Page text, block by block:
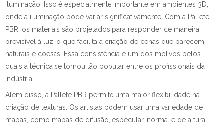
iluminação. Isso é especialmente importante em ambientes 3D,
onde a iluminação pode variar significativamente. Com a Pallete
PBR, os materiais são projetados para responder de maneira
previsível à luz, o que facilita a criação de cenas que parecem
naturais e coesas. Essa consistência é um dos motivos pelos
quais a técnica se tornou tão popular entre os profissionais da
indústria.
Além disso, a Pallete PBR permite uma maior flexibilidade na
criação de texturas. Os artistas podem usar uma variedade de
mapas, como mapas de difusão, especular, normal e de altura,